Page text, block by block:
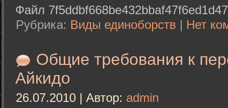
Файл
Рубрика: Виды единоборств | Нет
Общие требования к
Айкидо
26.07.2010 | Автор: admin